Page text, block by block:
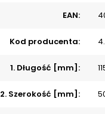
EAN:
Kod producenta:
1. Długość [mm]:
2. Szerokość [mm]: